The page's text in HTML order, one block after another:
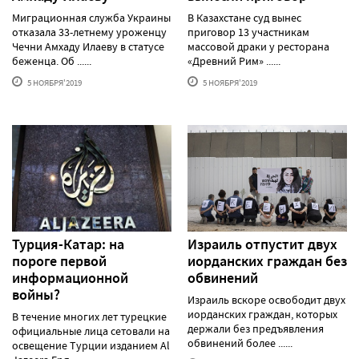
Миграционная служба Украины
отказала 33-летнему уроженцу
Чечни Амхаду Илаеву в статусе
беженца. Об ......
5 НОЯБРЯ'2019
В Казахстане суд вынес
приговор 13 участникам
массовой драки у ресторана
«Древний Рим» ......
5 НОЯБРЯ'2019
Турция-Катар: на
пороге первой
информационной
войны?
В течение многих лет турецкие
официальные лица сетовали на
освещение Турции изданием Al
Израиль отпустит двух
иорданских граждан без
обвинений
Израиль вскоре освободит двух
иорданских граждан, которых
держали без предъявления
обвинений более ......